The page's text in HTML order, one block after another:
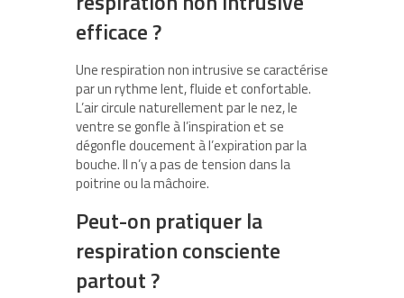
efficace ?
Une respiration non intrusive se caractérise
par un rythme lent, fluide et confortable.
L’air circule naturellement par le nez, le
ventre se gonfle à l’inspiration et se
dégonfle doucement à l’expiration par la
bouche. Il n’y a pas de tension dans la
poitrine ou la mâchoire.
Peut-on pratiquer la
respiration consciente
partout ?